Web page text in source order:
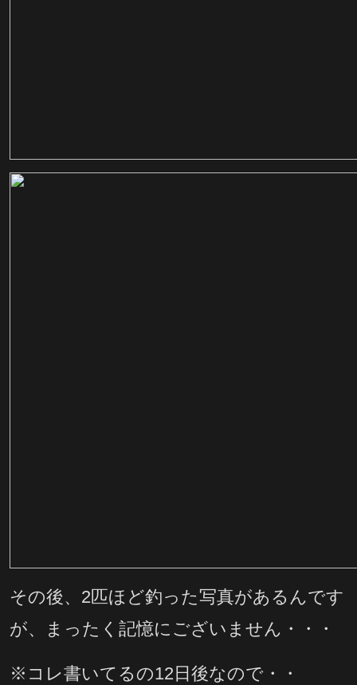
その後、2匹ほど釣った写真があるんです
が、まったく記憶にございません・・・
※コレ書いてるの12日後なので・・